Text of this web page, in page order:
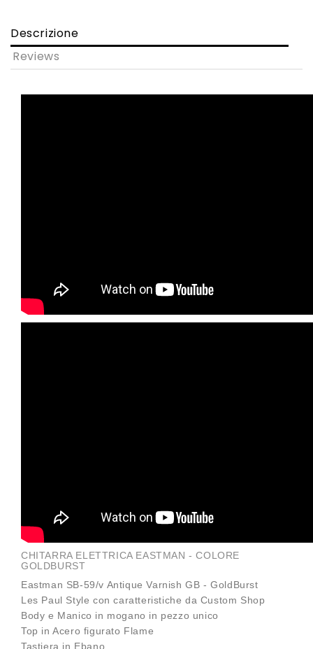
Descrizione
Reviews
CHITARRA ELETTRICA EASTMAN - COLORE
GOLDBURST
Eastman SB-59/v Antique Varnish GB - GoldBurst
Les Paul Style con caratteristiche da Custom Shop
Body e Manico in mogano in pezzo unico
Top in Acero figurato Flame
Tastiera in Ebano